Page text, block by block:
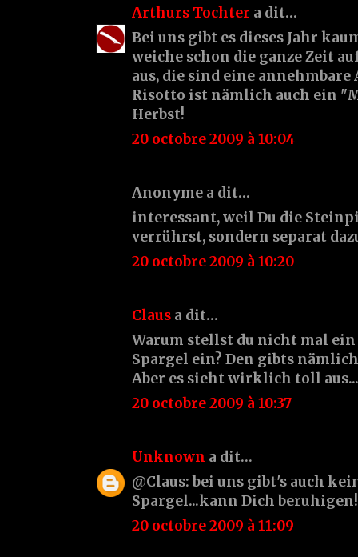
Arthurs Tochter a dit…
Bei uns gibt es dieses Jahr
weiche schon die ganze Zeit
aus, die sind eine
Risotto ist nämlich auch ein
Herbst!
20 octobre 2009 à 10:04
Anonyme a dit…
interessant, weil Du die
verrührst, sondern separat
20 octobre 2009 à 10:20
Claus a dit…
Warum stellst du nicht mal
Spargel ein? Den gibts
Aber es sieht wirklich toll aus...
20 octobre 2009 à 10:37
Unknown a dit…
@Claus: bei uns gibt's auch
Spargel...kann Dich beruhigen!
20 octobre 2009 à 11:09